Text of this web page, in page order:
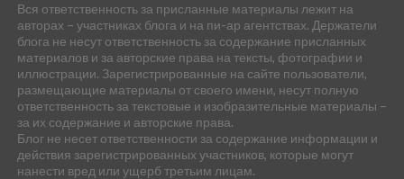
Вся ответственность за присланные материалы лежит на
авторах – участниках блога и на пи-ар агентствах. Держатели
блога не несут ответственность за содержание присланных
материалов и за авторские права на тексты, фотографии и
иллюстрации. Зарегистрированные на сайте пользователи,
размещающие материалы от своего имени, несут полную
ответственность за текстовые и изобразительные материалы –
за их содержание и авторские права.
Блог не несет ответственности за содержание информации и
действия зарегистрированных участников, которые могут
нанести вред или ущерб третьим лицам.